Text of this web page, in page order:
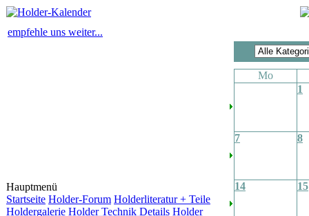
empfehle uns weiter...
Hauptmenü
Startseite Holder-Forum Holderliteratur + Teile
Holdergalerie Holder Technik Details Holder
Mo
1
7 8
14 15